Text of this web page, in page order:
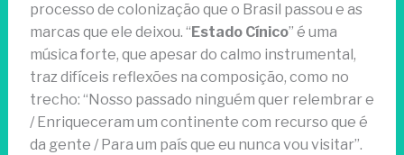
processo de colonização que o Brasil passou e as
marcas que ele deixou. “ Estado Cínico” é uma
música forte, que apesar do calmo instrumental,
traz difíceis reflexões na composição, como no
trecho: “Nosso passado ninguém quer relembrar e
/ Enriqueceram um continente com recurso que é
da gente / Para um país que eu nunca vou visitar”.